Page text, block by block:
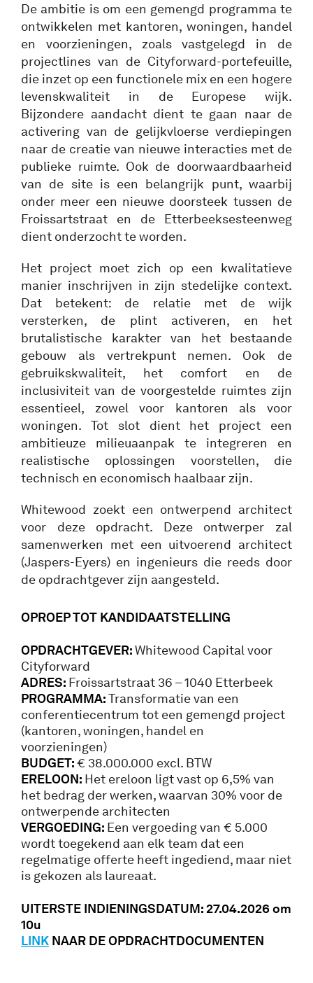
De ambitie is om een gemengd programma te
ontwikkelen met kantoren, woningen, handel
en voorzieningen, zoals vastgelegd in de
projectlines van de Cityforward-portefeuille,
die inzet op een functionele mix en een hogere
levenskwaliteit in de Europese wijk.
Bijzondere aandacht dient te gaan naar de
activering van de gelijkvloerse verdiepingen
naar de creatie van nieuwe interacties met de
publieke ruimte. Ook de doorwaardbaarheid
van de site is een belangrijk punt, waarbij
onder meer een nieuwe doorsteek tussen de
Froissartstraat en de Etterbeeksesteenweg
dient onderzocht te worden.
Het project moet zich op een kwalitatieve
manier inschrijven in zijn stedelijke context.
Dat betekent: de relatie met de wijk
versterken, de plint activeren, en het
brutalistische karakter van het bestaande
gebouw als vertrekpunt nemen. Ook de
gebruikskwaliteit, het comfort en de
inclusiviteit van de voorgestelde ruimtes zijn
essentieel, zowel voor kantoren als voor
woningen. Tot slot dient het project een
ambitieuze milieuaanpak te integreren en
realistische oplossingen voorstellen, die
technisch en economisch haalbaar zijn.
Whitewood zoekt een ontwerpend architect
voor deze opdracht. Deze ontwerper zal
samenwerken met een uitvoerend architect
(Jaspers-Eyers) en ingenieurs die reeds door
de opdrachtgever zijn aangesteld.
OPROEP TOT KANDIDAATSTELLING
OPDRACHTGEVER:Whitewood Capital voor
Cityforward
ADRES: Froissartstraat 36 – 1040 Etterbeek
PROGRAMMA:Transformatie van een
conferentiecentrum tot een gemengd project
(kantoren, woningen, handel en
voorzieningen)
BUDGET:€ 38.000.000 excl. BTW
ERELOON: Het ereloon ligt vast op 6,5% van
het bedrag der werken, waarvan 30% voor de
ontwerpende architecten
VERGOEDING: Een vergoeding van € 5.000
wordt toegekend aan elk team dat een
regelmatige offerte heeft ingediend, maar niet
is gekozen als laureaat.
UITERSTE INDIENINGSDATUM: 27.04.2026 om
10u
LINK NAAR DE OPDRACHTDOCUMENTEN